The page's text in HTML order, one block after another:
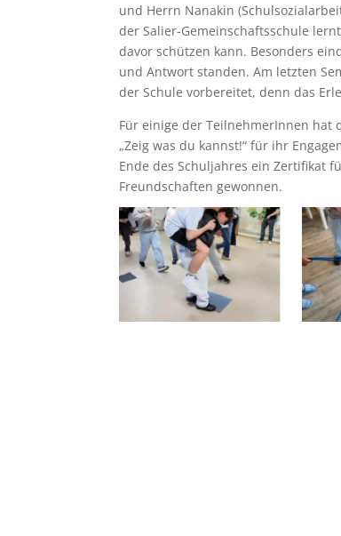
und Herrn Nanakin
der Salier-Gemeinschaftsschule
davor schützen kann. Besonders
und Antwort standen. Am letzten
der Schule vorbereitet, denn das
Für einige der TeilnehmerInnen hat
„Zeig was du kannst!“ für ihr
Ende des Schuljahres ein Zertifikat
Freundschaften gewonnen.